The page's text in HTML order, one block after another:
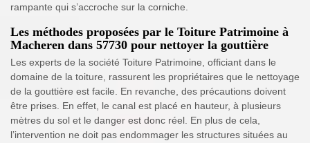
rampante qui s’accroche sur la corniche.
Les méthodes proposées par le Toiture Patrimoine à
Macheren dans 57730 pour nettoyer la gouttière
Les experts de la société Toiture Patrimoine, officiant dans le
domaine de la toiture, rassurent les propriétaires que le nettoyage
de la gouttière est facile. En revanche, des précautions doivent
être prises. En effet, le canal est placé en hauteur, à plusieurs
mètres du sol et le danger est donc réel. En plus de cela,
l’intervention ne doit pas endommager les structures situées au